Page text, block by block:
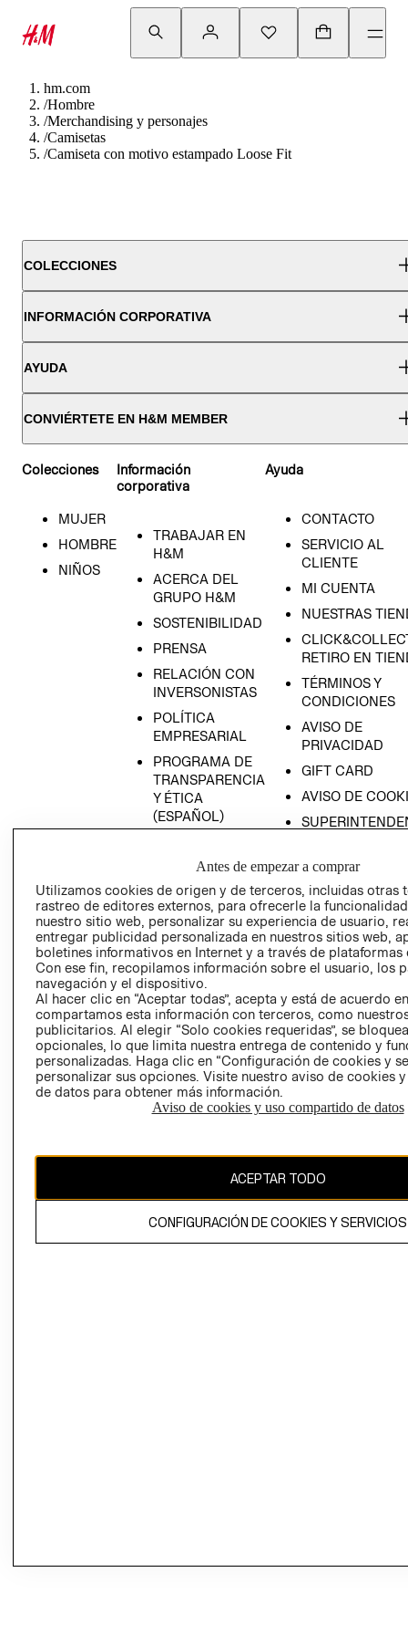
hm.com
/Hombre
/Merchandising y personajes
/Camisetas
/Camiseta con motivo estampado Loose Fit
COLECCIONES
INFORMACIÓN CORPORATIVA
AYUDA
CONVIÉRTETE EN H&M MEMBER
Colecciones
MUJER
HOMBRE
NIÑOS
Información
corporativa
TRABAJAR EN
H&M
ACERCA DEL
GRUPO H&M
SOSTENIBILIDAD
PRENSA
RELACIÓN CON
INVERSONISTAS
POLÍTICA
EMPRESARIAL
PROGRAMA DE
TRANSPARENCIA
Y ÉTICA
(ESPAÑOL)
TRANSPARENCIA
Ayuda
CONTACTO
SERVICIO AL
CLIENTE
MI CUENTA
NUESTRAS
RETIRO EN
TÉRMINOS Y
CONDICIONES
AVISO DE
PRIVACIDAD
GIFT CARD
AVISO DE
PETICIONES
QUEJAS Y
RECLAMOS
Colombia ($)
CAMBIAR REGIÓN
El contenido de esta página web está protegido por copyright y es
propiedad de H&M Hennes & Mauritz AB.
Antes de empezar a comprar
Utilizamos cookies de origen y de terceros, incluidas otras
rastreo de editores externos, para ofrecerle la
nuestro sitio web, personalizar su experiencia de usuario,
entregar publicidad personalizada en nuestros sitios web,
boletines informativos en Internet y a través de plataformas
Con ese fin, recopilamos información sobre el usuario, los
navegación y el dispositivo.
Al hacer clic en “Aceptar todas”, acepta y está de acuerdo
compartamos esta información con terceros, como
publicitarios. Al elegir “Solo cookies requeridas”, se
opcionales, lo que limita nuestra entrega de contenido y
personalizadas. Haga clic en “Configuración de cookies y
personalizar sus opciones. Visite nuestro aviso de cookies
de datos para obtener más información.
Aviso de cookies y uso compartido de datos
ACEPTAR TODO
CONFIGURACIÓN DE COOKIES Y SERVICIOS